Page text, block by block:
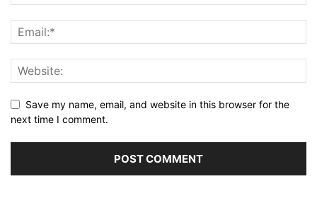
Save my name, email, and website in this browser for the
next time I comment.